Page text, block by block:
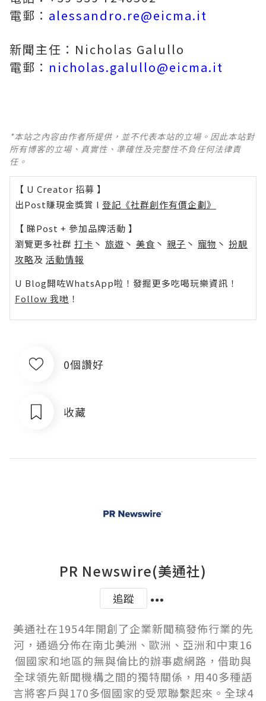
電郵： alessandro.re@eicma.it
新聞主任：Nicholas Galullo
電郵： nicholas.galullo@eicma.it
*本站之內容由作者所提供，並不代表本站的立場。因此本站對
所有博客的立場、真實性、準確性及完整性不負任何法律責
任。
【 U Creator 招募 】
出Post賺現金獎賞 l 登記《社群創作有價企劃》
【 睇Post + 參加品牌活動 】
瀏覽更多社群 打卡 丶 旅遊 丶 美食 丶 親子 丶 寵物 丶 扮靚
攻略及 活動情報
U Blog開咗WhatsApp啦！發掘更多吃喝玩樂資訊！
Follow 我哋 ！
0個讚好
收藏
PR Newswire(美通社)
追蹤
美通社在1954年開創了企業新聞稿發佈行業的先
河，通過分佈在南北美洲、歐洲、亞洲和中東16
個國家和地區的無與倫比的辦事處網路，借助與
全球領先新聞機構之間的獨特關係，用40多種語
言將客戶與170多個國家的受眾聯繫起來。全球4